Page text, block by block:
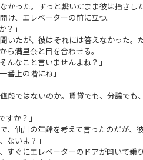
かった。ずっと繋いだまま彼は指さし
け、エレベーターの前に立つ。
？」
いたが、彼はそれには答えなかった。
ら満里奈と目を合わせる。
んなこと言いませんよね？」
上の階にね」
段ではないのか。賃貸でも、分譲でも
すか？」
、仙川の年齢を考えて言ったのだが、彼
ないよ？」
すぐにエレベーターのドアが開いて乗